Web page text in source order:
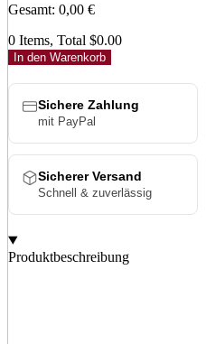
Gesamt: 0,00 €
0 Items, Total $0.00
In den Warenkorb
Sichere Zahlung
mit PayPal
Sicherer Versand
Schnell & zuverlässig
Produktbeschreibung